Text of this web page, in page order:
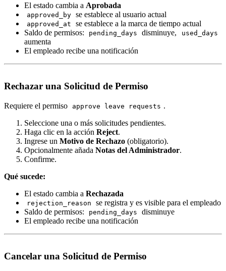
El estado cambia a Aprobada
approved_by se establece al usuario actual
approved_at
se establece a la marca de tiempo actual
Saldo de permisos:
pending_days disminuye, used_days
aumenta
El empleado recibe una notificación
Rechazar una Solicitud de Permiso
Requiere el permiso approve leave requests .
Seleccione una o más solicitudes pendientes.
Haga clic en la acción Reject.
Ingrese un Motivo de Rechazo (obligatorio).
Opcionalmente añada Notas del Administrador.
Confirme.
Qué sucede:
El estado cambia a Rechazada
rejection_reason
se registra y es visible para el empleado
Saldo de permisos:
pending_days
disminuye
El empleado recibe una notificación
Cancelar una Solicitud de Permiso